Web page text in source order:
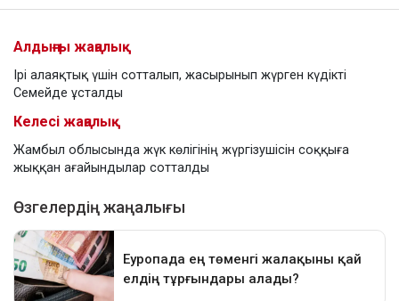
Алдыңғы жаңалық
Ірі алаяқтық үшін сотталып, жасырынып жүрген күдікті
Семейде ұсталды
Келесі жаңалық
Жамбыл облысында жүк көлігінің жүргізушісін соққыға
жыққан ағайындылар сотталды